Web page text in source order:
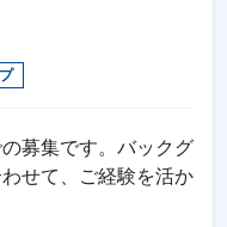
募集です。バックグ
せて、ご経験を活か